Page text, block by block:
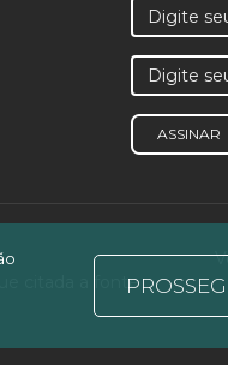
ASSINAR
citada a fonte